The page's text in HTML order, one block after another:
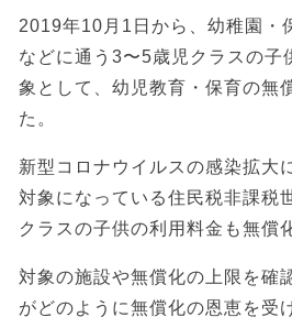
2019年10月1日から、幼稚園・
などに通う3〜5歳児クラスの子
象として、幼児教育・保育の無
た。
新型コロナウイルスの感染拡大
対象になっている住民税非課税
クラスの子供の利用料金も無償
対象の施設や無償化の上限を確
がどのように無償化の恩恵を受